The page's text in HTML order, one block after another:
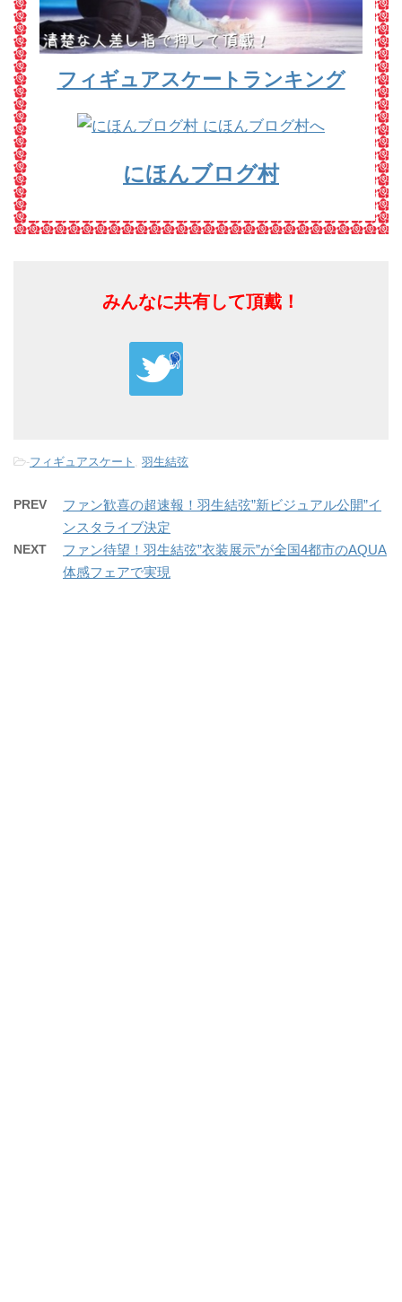
フィギュアスケートランキング
にほんブログ村
みんなに共有して頂戴！
-フィギュアスケート 羽生結弦
PREV
ファン歓喜の超速報！羽生結弦”新ビジュアル公開”イ
ンスタライブ決定
NEXT
ファン待望！羽生結弦”衣装展示”が全国4都市のAQUA
体感フェアで実現